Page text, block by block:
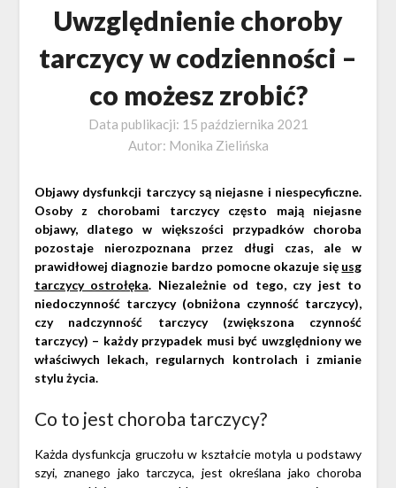
Uwzględnienie choroby
tarczycy w codzienności –
co możesz zrobić?
Data publikacji: 15 października 2021
Autor: Monika Zielińska
Objawy dysfunkcji tarczycy są niejasne i niespecyficzne.
Osoby z chorobami tarczycy często mają niejasne
objawy, dlatego w większości przypadków choroba
pozostaje nierozpoznana przez długi czas, ale w
prawidłowej diagnozie bardzo pomocne okazuje się usg
tarczycy ostrołęka. Niezależnie od tego, czy jest to
niedoczynność tarczycy (obniżona czynność tarczycy),
czy nadczynność tarczycy (zwiększona czynność
tarczycy) – każdy przypadek musi być uwzględniony we
właściwych lekach, regularnych kontrolach i zmianie
stylu życia.
Co to jest choroba tarczycy?
Każda dysfunkcja gruczołu w kształcie motyla u podstawy
szyi, znanego jako tarczyca, jest określana jako choroba